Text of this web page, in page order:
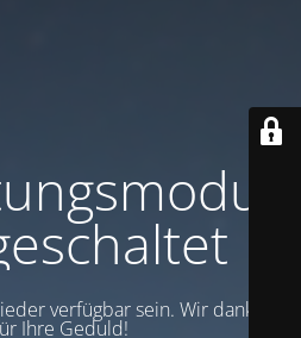
verfügbar sein. Wir danken
Ihre Geduld!